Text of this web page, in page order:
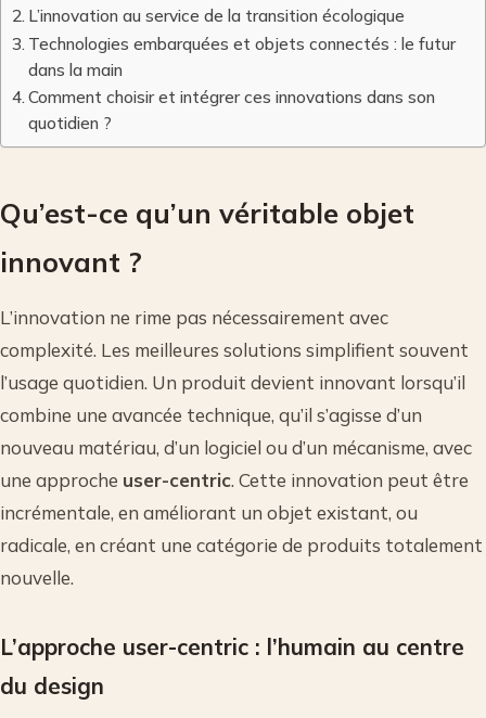
L’innovation au service de la transition écologique
Technologies embarquées et objets connectés : le futur
dans la main
Comment choisir et intégrer ces innovations dans son
quotidien ?
Qu’est-ce qu’un véritable objet
innovant ?
L’innovation ne rime pas nécessairement avec
complexité. Les meilleures solutions simplifient souvent
l’usage quotidien. Un produit devient innovant lorsqu’il
combine une avancée technique, qu’il s’agisse d’un
nouveau matériau, d’un logiciel ou d’un mécanisme, avec
une approche user-centric. Cette innovation peut être
incrémentale, en améliorant un objet existant, ou
radicale, en créant une catégorie de produits totalement
nouvelle.
L’approche user-centric : l’humain au centre
du design